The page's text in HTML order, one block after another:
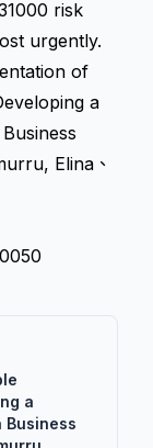
risk
urgently.
of
a
Elina、
a
Business